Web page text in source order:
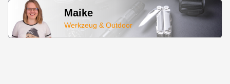
Maike
Werkzeug & Outdoor